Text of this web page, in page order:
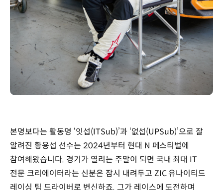
본명보다는 활동명 ‘잇섭(ITSub)’과 ‘없섭(UPSub)’으로 잘
알려진 황용섭 선수는 2024년부터 현대 N 페스티벌에
참여해왔습니다. 경기가 열리는 주말이 되면 국내 최대 IT
전문 크리에이터라는 신분은 잠시 내려두고 ZIC 유나이티드
레이싱 팀 드라이버로 변신하죠. 그가 레이스에 도전하며